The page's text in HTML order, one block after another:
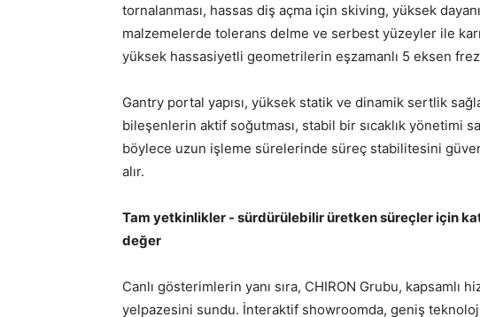
tornalanması, hassas diş açma için skiving, yüksek
malzemelerde tolerans delme ve serbest yüzeyler ile
yüksek hassasiyetli geometrilerin eşzamanlı 5 eksen
Gantry portal yapısı, yüksek statik ve dinamik sertlik
bileşenlerin aktif soğutması, stabil bir sıcaklık yönetimi
böylece uzun işleme sürelerinde süreç stabilitesini
alır.
Tam yetkinlikler - sürdürülebilir üretken süreçler için
değer
Canlı gösterimlerin yanı sıra, CHIRON Grubu, kapsamlı
yelpazesini sundu. İnteraktif showroomda, geniş